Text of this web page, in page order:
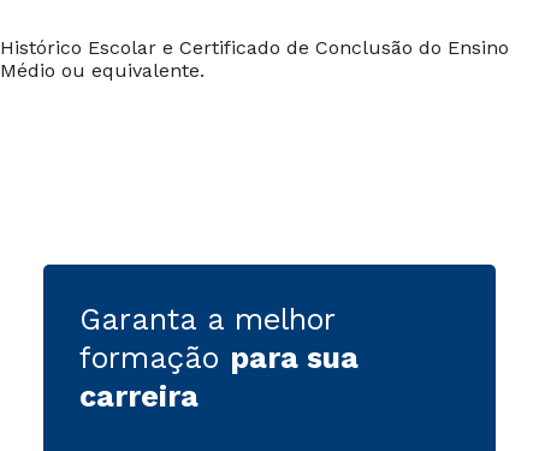
Histórico Escolar e Certificado de Conclusão do Ensino
Médio ou equivalente.
Garanta a melhor
formação para sua
carreira